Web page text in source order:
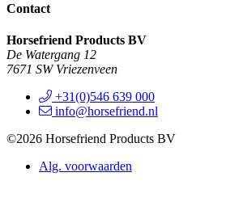
Contact
Horsefriend Products BV
De Watergang 12
7671 SW Vriezenveen
+31(0)546 639 000
info@horsefriend.nl
©2026 Horsefriend Products BV
Alg. voorwaarden